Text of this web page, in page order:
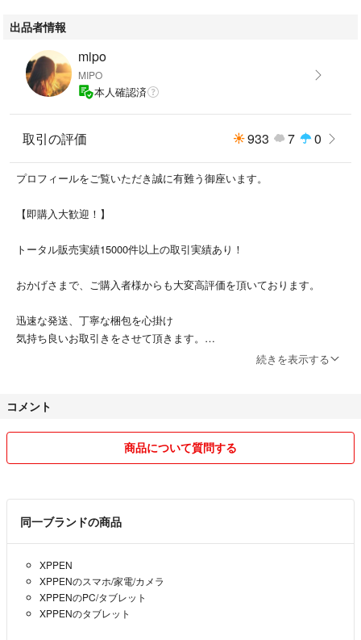
・ペン
・替え芯
・電源コード
・HDMIケーブル
★確認必須事項★
※中古品であるため汚れ、変色、くすみ、傷、擦れなどある場合がござい
ます。
画像を参照の上、御入札下さい。
なる場合がございます。
※付属品は写真に掲載されているものが全てとなります。
付属品の欠品等ご不明な点が御座いましたらご確認、ご質問はご入札前に
いただき、神経質な方の入札はご遠慮ください。
ご不明な点は入札前にご遠慮なくご質問下さい。分かる範囲でお答えいた
します。
ご了承の上、御入札の程宜しくお願い致します。
※プチプチなどに包んでの梱包を行います。
出品者情報
mipo
MIPO
本人確認済
取引の評価 933 7 0
プロフィールをご覧いただき誠に有難う御座います。
【即購入大歓迎！】
トータル販売実績15000件以上の取引実績あり！
おかげさまで、ご購入者様からも大変高評価を頂いております。
迅速な発送、丁寧な梱包を心掛け
気持ち良いお取引きをさせて頂きます。
どがある場合が御座います。
すのでお申し付け下さい。
又、何か商品に関してのご質問などが御座いましたら、ご連絡下さい。
続きを表示する
コメント
商品について質問する
同一ブランドの商品
XPPEN
XPPENのスマホ/家電/カメラ
XPPENのPC/タブレット
XPPENのタブレット